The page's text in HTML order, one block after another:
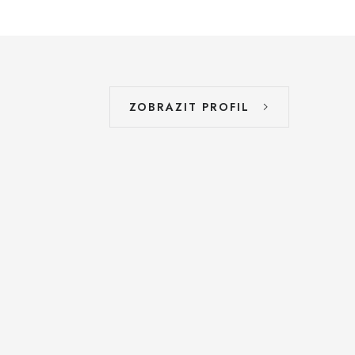
ZOBRAZIT PROFIL